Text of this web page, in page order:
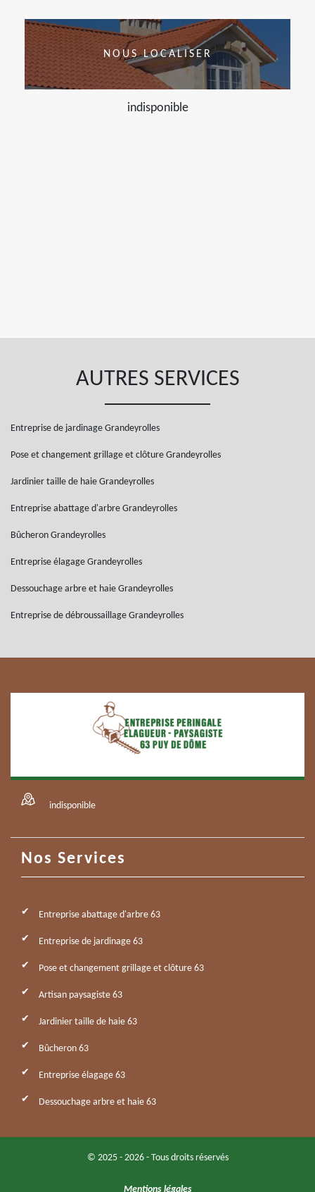
NOUS LOCALISER
indisponible
AUTRES SERVICES
Entreprise de jardinage Grandeyrolles
Pose et changement grillage et clôture Grandeyrolles
Jardinier taille de haie Grandeyrolles
Entreprise abattage d'arbre Grandeyrolles
Bûcheron Grandeyrolles
Entreprise élagage Grandeyrolles
Dessouchage arbre et haie Grandeyrolles
Entreprise de débroussaillage Grandeyrolles
indisponible
Nos Services
Entreprise abattage d'arbre 63
Entreprise de jardinage 63
Pose et changement grillage et clôture 63
Artisan paysagiste 63
Jardinier taille de haie 63
Bûcheron 63
Entreprise élagage 63
Dessouchage arbre et haie 63
© 2025 - 2026 - Tous droits réservés
Mentions légales